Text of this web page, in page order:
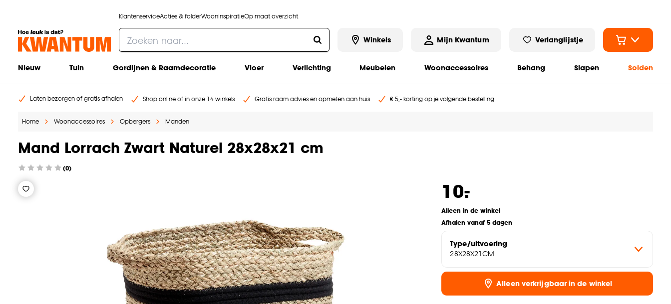
KlantenserviceActies & folderWooninspiratieOp maat overzicht
Winkels Mijn Kwantum Verlanglijstje
Nieuw Tuin Gordijnen & Raamdecoratie Vloer Verlichting Meubelen Woonaccessoires Behang Slapen Solden
Laten bezorgen of gratis afhalen Shop online of in onze 14 winkels Gratis raam advies en opmeten aan huis € 5,- korting op je volgende bestelling
Home Woonaccessoires Opbergers Manden
Mand Lorrach Zwart Naturel 28x28x21 cm
(0)
10.
-
Alleen in de winkel
Afhalen vanaf 5 dagen
Type/uitvoering
28X28X21CM
Alleen verkrijgbaar in de winkel